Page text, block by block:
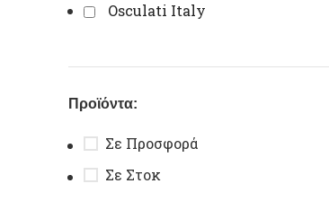
Osculati Italy
Προϊόντα:
Σε Προσφορά
Σε Στοκ